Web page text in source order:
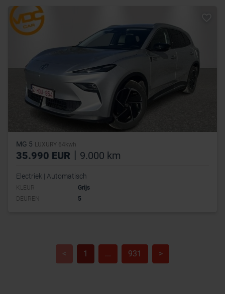
MG 5 LUXURY 64kwh
35.990 EUR 9.000 km
Electriek | Automatisch
KLEUR
Grijs
DEUREN
5
< 1 ... 931 >